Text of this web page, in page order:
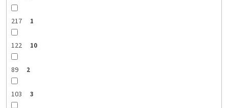
217 1
122 10
89 2
103 3